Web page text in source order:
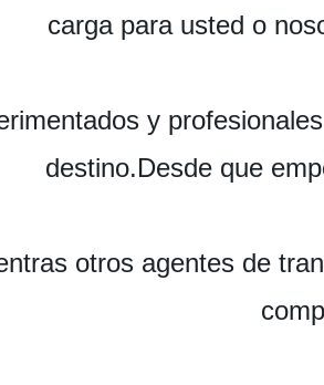
carga para usted o
y
destino.Desde que
otros agentes de